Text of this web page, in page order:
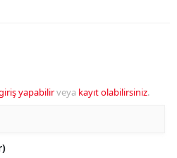
yapabilirveya kayıt olabilirsiniz.